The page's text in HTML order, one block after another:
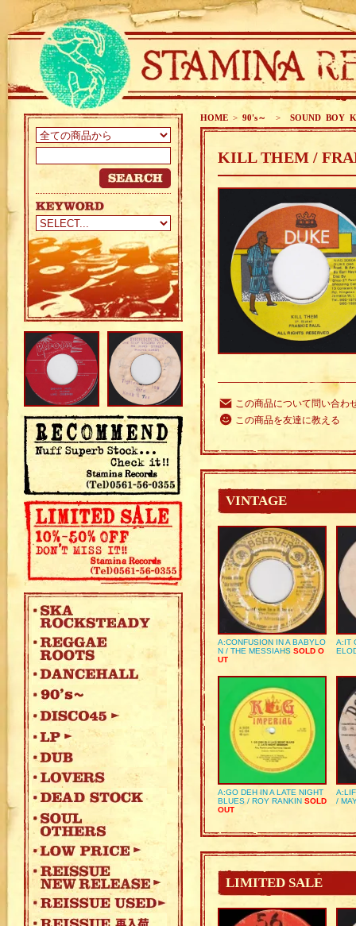
HOME > 90's～ > SOUND BOY
KILL THEM /
この商品について問い合わ
この商品を友達に教える
VINTAGE
A:CONFUSION IN A BABYLO
N / THE MESSIAHS SOLD O
UT
A:IT
A:GO DEH IN A LATE NIGHT
BLUES / ROY RANKIN SOLD
OUT
/
LIMITED SALE